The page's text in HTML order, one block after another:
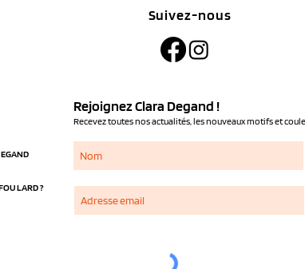
Suivez-nous
Rejoignez Clara Degand !
Recevez toutes nos actualités, les nouveaux motifs et
?